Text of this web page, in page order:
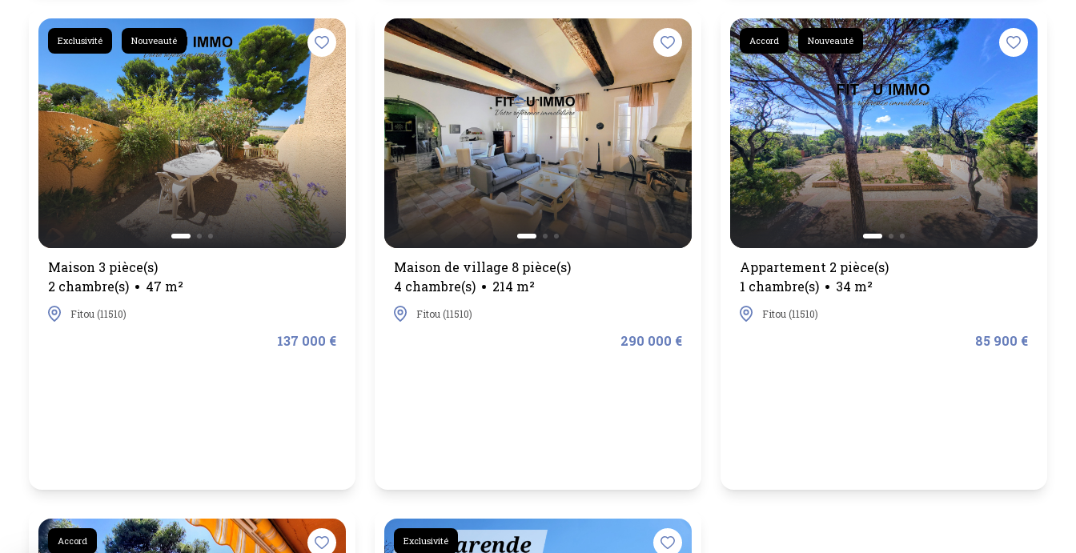
Exclusivité Nouveauté
Maison 3 pièce(s)
2 chambre(s)
47 m²
Fitou (11510)
137 000 €
Maison de village 8 pièce(s)
4 chambre(s)
214 m²
Fitou (11510)
290 000 €
Accord Nouveauté
Appartement 2 pièce(s)
1 chambre(s)
34 m²
Fitou (11510)
85 900 €
Accord Exclusivité